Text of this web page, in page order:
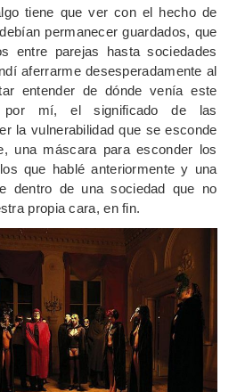
tiene que ver con el hecho de
permanecer guardados, que
entre parejas hasta sociedades
aferrarme desesperadamente al
entender de dónde venía este
por mí, el significado de las
la vulnerabilidad que se esconde
una máscara para esconder los
que hablé anteriormente y una
dentro de una sociedad que no
propia cara, en fin.